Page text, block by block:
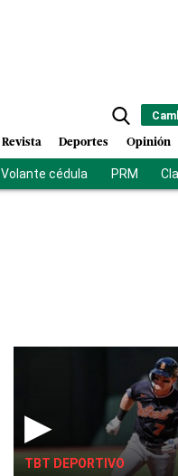
Revista Deportes Opinión
Volante cédula PRM
▶
TBT DEPORTIVO